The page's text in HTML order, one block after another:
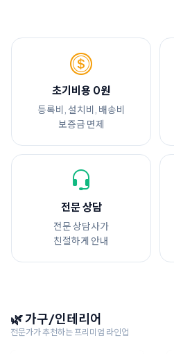
초기비용 0원
등록비, 설치비, 배송비
보증금 면제
전문 상담
전문 상담사가
친절하게 안내
🌿 가구/인테리어
전문가가 추천하는 프리미엄 라인업